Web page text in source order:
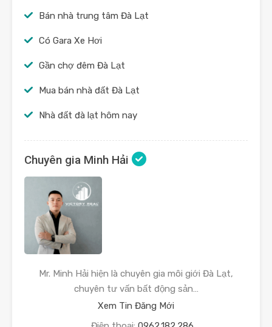
Bán nhà trung tâm Đà Lạt
Có Gara Xe Hơi
Gần chợ đêm Đà Lạt
Mua bán nhà đất Đà Lạt
Nhà đất đà lạt hôm nay
Chuyên gia Minh Hải
Mr. Minh Hải hiện là chuyên gia môi giới Đà Lạt,
chuyên tư vấn bất động sản…
Xem Tin Đăng Mới